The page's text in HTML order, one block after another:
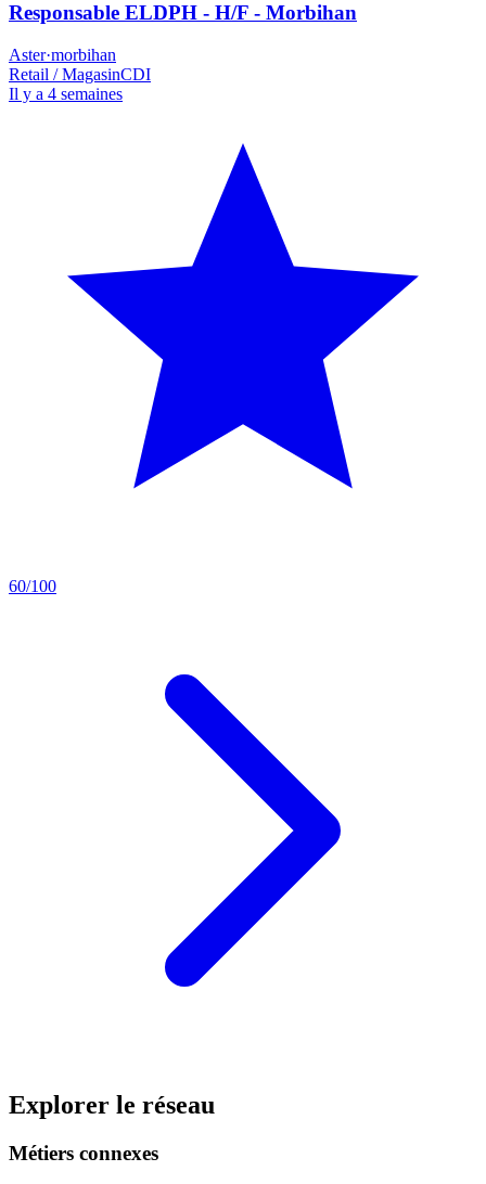
Responsable ELDPH - H/F - Morbihan
Aster·morbihan
Retail / MagasinCDI
Il y a 4 semaines
60/100
Explorer le réseau
Métiers connexes